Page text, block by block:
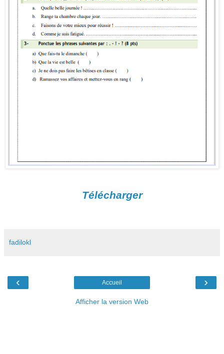
Télécharger
fadilokl
‹ ›
Accueil
Afficher la version Web